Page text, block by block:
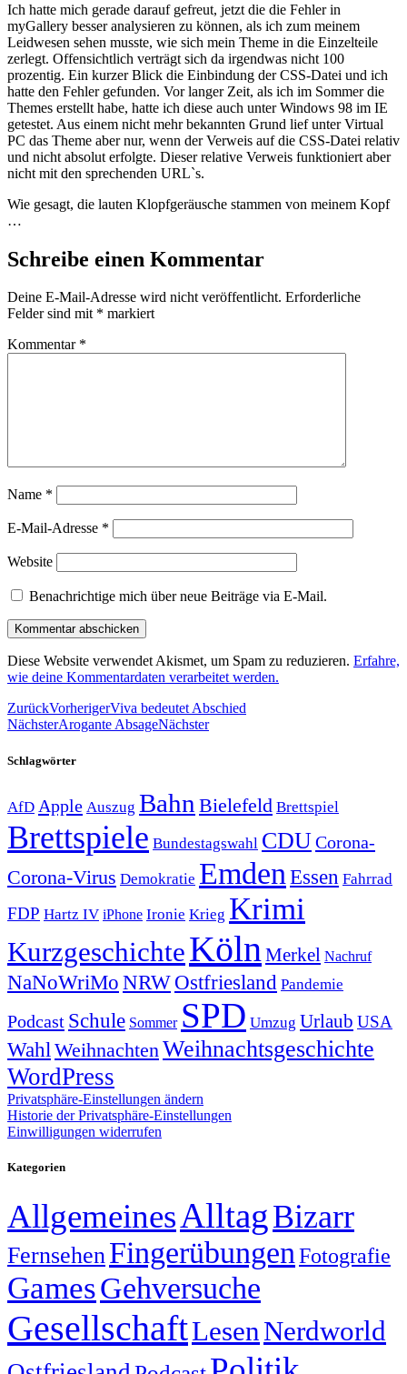
Ich hatte mich gerade darauf gefreut, jetzt die die Fehler in
myGallery besser analysieren zu können, als ich zum meinem
Leidwesen sehen musste, wie sich mein Theme in die Einzelteile
zerlegt. Offensichtlich verträgt sich da irgendwas nicht 100
prozentig. Ein kurzer Blick die Einbindung der CSS-Datei und ich
hatte den Fehler gefunden. Vor langer Zeit, als ich im Sommer die
Themes erstellt habe, hatte ich diese auch unter Windows 98 im IE
getestet. Aus einem nicht mehr bekannten Grund lief unter Virtual
PC das Theme aber nur, wenn der Verweis auf die CSS-Datei relativ
und nicht absolut erfolgte. Dieser relative Verweis funktioniert aber
nicht mit den sprechenden URL`s.
Wie gesagt, die lauten Klopfgeräusche stammen von meinem Kopf
…
Schreibe einen Kommentar
Deine E-Mail-Adresse wird nicht veröffentlicht. Erforderliche
Felder sind mit * markiert
Kommentar *
Name *
E-Mail-Adresse *
Website
Benachrichtige mich über neue Beiträge via E-Mail.
Diese Website verwendet Akismet, um Spam zu reduzieren. Erfahre,
wie deine Kommentardaten verarbeitet werden.
ZurückVorherigerViva bedeutet Abschied
NächsterArogante AbsageNächster
Schlagwörter
AfD Apple Auszug Bahn Bielefeld Brettspiel
Brettspiele Bundestagswahl CDUCorona-
Corona-Virus Demokratie Emden Essen Fahrrad
FDP Hartz IV iPhone Ironie Krieg Krimi
KurzgeschichteKöln Merkel Nachruf
NaNoWriMo NRWOstfriesland Pandemie
Podcast Schule Sommer SPD Umzug Urlaub USA
Wahl Weihnachten Weihnachtsgeschichte
WordPress
Privatsphäre-Einstellungen ändern
Historie der Privatsphäre-Einstellungen
Einwilligungen widerrufen
Kategorien
AllgemeinesAlltagBizarr
FernsehenFingerübungen Fotografie
GamesGehversuche
GesellschaftLesenNerdworld